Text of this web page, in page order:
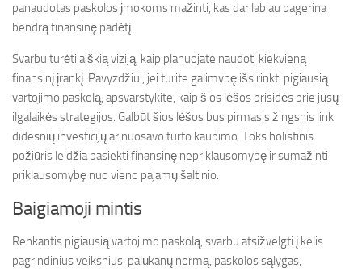
panaudotas paskolos įmokoms mažinti, kas dar labiau pagerina
bendrą finansinę padėtį.
Svarbu turėti aiškią viziją, kaip planuojate naudoti kiekvieną
finansinį įrankį. Pavyzdžiui, jei turite galimybę išsirinkti pigiausią
vartojimo paskolą, apsvarstykite, kaip šios lėšos prisidės prie jūsų
ilgalaikės strategijos. Galbūt šios lėšos bus pirmasis žingsnis link
didesnių investicijų ar nuosavo turto kaupimo. Toks holistinis
požiūris leidžia pasiekti finansinę nepriklausomybę ir sumažinti
priklausomybę nuo vieno pajamų šaltinio.
Baigiamoji mintis
Renkantis pigiausią vartojimo paskolą, svarbu atsižvelgti į kelis
pagrindinius veiksnius: palūkanų normą, paskolos sąlygas,